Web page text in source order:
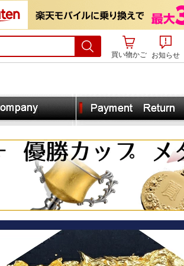
買い物かご お知らせ